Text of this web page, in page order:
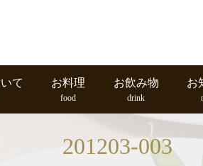
て お料理
food
お飲み物
drink
お
201203-003